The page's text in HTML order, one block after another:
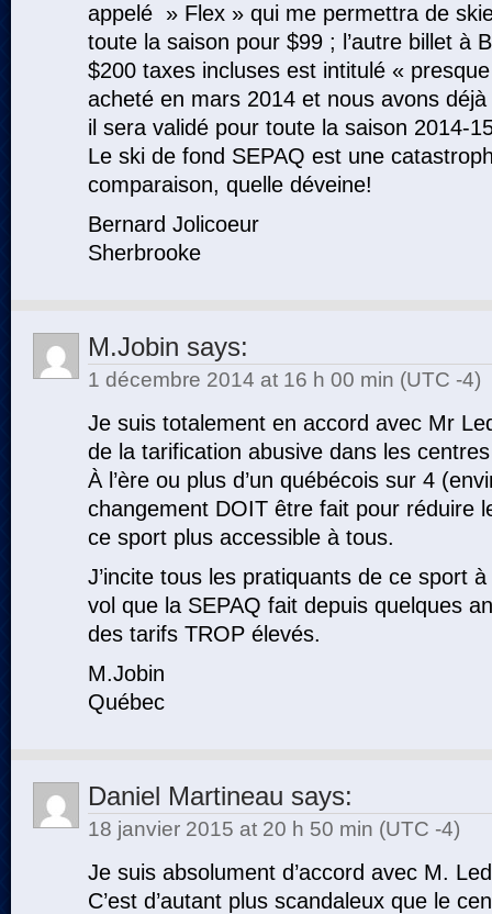
appelé » Flex » qui me permettra de
toute la saison pour $99 ; l’autre billet à
$200 taxes incluses est intitulé «
acheté en mars 2014 et nous avons
il sera validé pour toute la saison 2014-
Le ski de fond SEPAQ est une
comparaison, quelle déveine!
Bernard Jolicoeur
Sherbrooke
M.Jobin says:
1 décembre 2014 at 16 h 00 min (UTC -4)
Je suis totalement en accord avec Mr
de la tarification abusive dans les
À l’ère ou plus d’un québécois sur 4
changement DOIT être fait pour réduire
ce sport plus accessible à tous.
J’incite tous les pratiquants de ce sport
vol que la SEPAQ fait depuis quelques
des tarifs TROP élevés.
M.Jobin
Québec
Daniel Martineau says:
18 janvier 2015 at 20 h 50 min (UTC -4)
Je suis absolument d’accord avec M.
C’est d’autant plus scandaleux que le